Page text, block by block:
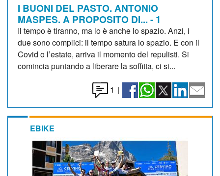
I BUONI DEL PASTO. ANTONIO
MASPES. A PROPOSITO DI... - 1
Il tempo è tiranno, ma lo è anche lo spazio. Anzi, i
due sono complici: il tempo satura lo spazio. E con il
Covid o l’estate, arriva il momento del repulisti. Si
comincia puntando a liberare la soffitta, ci si...
1 |
EBIKE